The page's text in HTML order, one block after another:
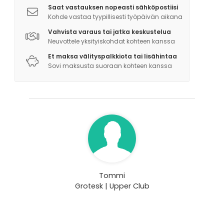
Koulutuksen aikana päästään maistamaan neljää eri
valitun teeman mukaista cocktailia, joista yhden
jokainen pääsee kouluttajamme opastuksella
valmistamaan.
johon sisältyy juustoja, leikkeleitä, hedelmiä, leipää,
euroa (sis. alv.) per henkilö.
Minimi ryhmäkoko on seitsemän henkeä. Jos ryhmä
seitsemän henkilön mukaan.
Saat vastauksen nopeasti sähköpostiisi
Kohde vastaa tyypillisesti työpäivän aikana
Vahvista varaus tai jatka keskustelua
Neuvottele yksityiskohdat kohteen kanssa
Et maksa välityspalkkiota tai lisähintaa
Sovi maksusta suoraan kohteen kanssa
Tommi
Grotesk | Upper Club